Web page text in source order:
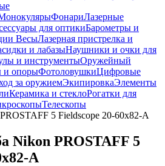
ФонариЛазерные
для оптикиБарометры и
ВесыЛазерная пристрелка и
и лабазыНаушники и очки для
и инструментыОружейный
и опорыФотоловушкиЦифровые
за оружиемЭкипировкаЭлементы
Керамика и стеклоРогатки для
Телескопы
5 Fieldscope 20-60x82-A
Nikon PROSTAFF 5
A